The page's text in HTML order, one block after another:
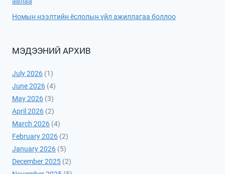
Номын нээлтийн ёслолын үйл ажиллагаа боллоо
МЭДЭЭНИЙ АРХИВ
July 2026 (1)
June 2026 (4)
May 2026 (3)
April 2026 (2)
March 2026 (4)
February 2026 (2)
January 2026 (5)
December 2025 (2)